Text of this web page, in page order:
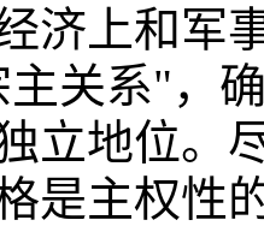
济上和军
关系"，
立地位。
是主权性